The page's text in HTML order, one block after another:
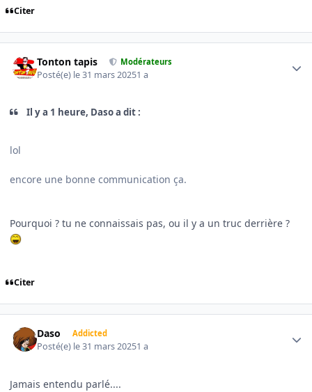
Citer
Tonton tapis Modérateurs
Posté(e) le 31 mars 20251 a
Il y a 1 heure, Daso a dit :
lol
encore une bonne communication ça.
Pourquoi ? tu ne connaissais pas, ou il y a un truc derrière ?
Citer
Daso Addicted
Posté(e) le 31 mars 20251 a
Jamais entendu parlé....